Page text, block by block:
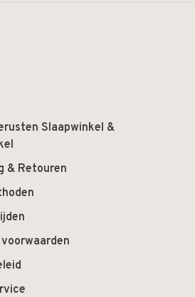
Slaapwinkel &
& Retouren